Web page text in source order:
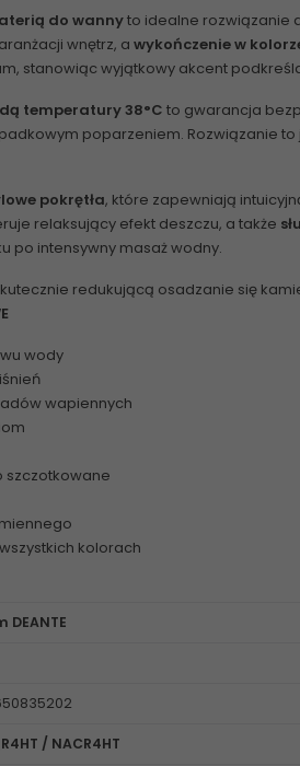
do wannyto idealne rozwiązanie
wnętrz, a wykończenie w
stanowiąc wyjątkowy akcent
temperatury 38°C to gwarancja
poparzeniem. Rozwiązanie
pokrętła, które zapewniają
relaksujący efekt deszczu, a także
po intensywny masaż wodny.
redukującą osadzanie się
wody
wapiennych
szczotkowane
kolorach
DEANTE
/ NACR4HT